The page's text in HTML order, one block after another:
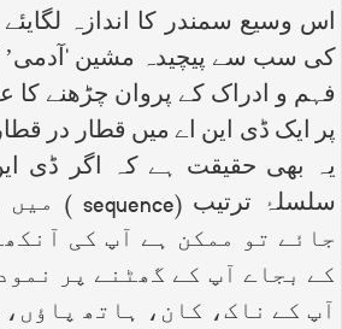
اس وسیع سمندر کا اندازہ
کی سب سے پیچیدہ مشین
فہم و ادراک کے پروان چڑھنے کا
پر ایک ڈی این اے میں قطار در
یہ بھی حقیقت ہے کہ اگر ڈی
سلسلۂ ترتیب (sequence ) میں
جائے تو ممکن ہے آپ کی
کے بجاے آپ کے گھٹنے پر
آپ کے ناک، کان، ہاتھ